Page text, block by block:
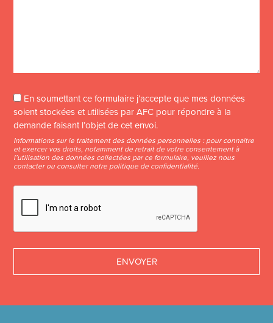
En soumettant ce formulaire j’accepte que mes données
soient stockées et utilisées par AFC pour répondre à la
demande faisant l’objet de cet envoi.
Informations sur le traitement des données personnelles : pour connaitre
et exercer vos droits, notamment de retrait de votre consentement à
l’utilisation des données collectées par ce formulaire, veuillez nous
contacter ou consulter notre politique de confidentialité.